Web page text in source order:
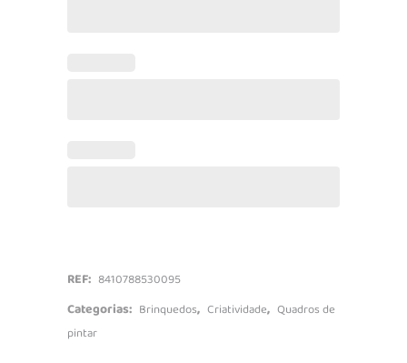
REF: 8410788530095
Categorias: Brinquedos, Criatividade, Quadros de
pintar